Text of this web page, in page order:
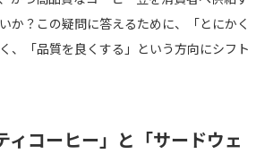
か？この疑問に答えるために、「とにかく
、「品質を良くする」という方向にシフト
ィコーヒー」と「サードウェ